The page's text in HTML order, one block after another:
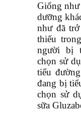
Giống
dưỡng
như đã
thiếu
người bị
chọn sử
tiểu
đang bị
chọn sử
sữa